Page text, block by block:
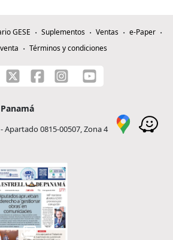
GESE Suplementos Ventas
e-Paper
Términos y condiciones
Apartado 0815-00507, Zona 4